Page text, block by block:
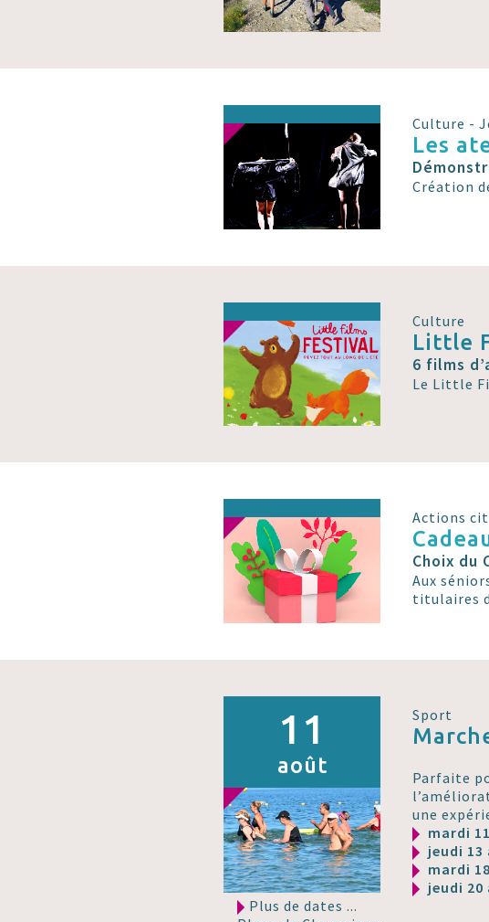
Culture -
Les
Création
Culture
Little
6 films
Le Little
Actions
Choix du
Aux
titulaires
11
août
Sport
Parfaite
une
mardi
jeudi 13
mardi
jeudi 20
Plus de dates ...